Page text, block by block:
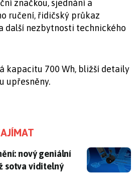
značkou, sjednání a
ručení, řidičský průkaz
další nezbytnosti technického
kapacitu 700 Wh, bližší detaily
upřesněny.
nový geniální systém
nový geniální
sotva viditelný